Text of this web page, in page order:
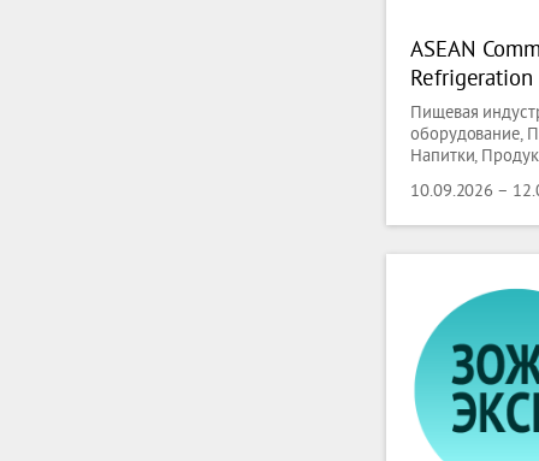
ASEAN
(CRE
Пищевая
оборудование,
Напитки,
Охлаждение,
10.09.2026 –